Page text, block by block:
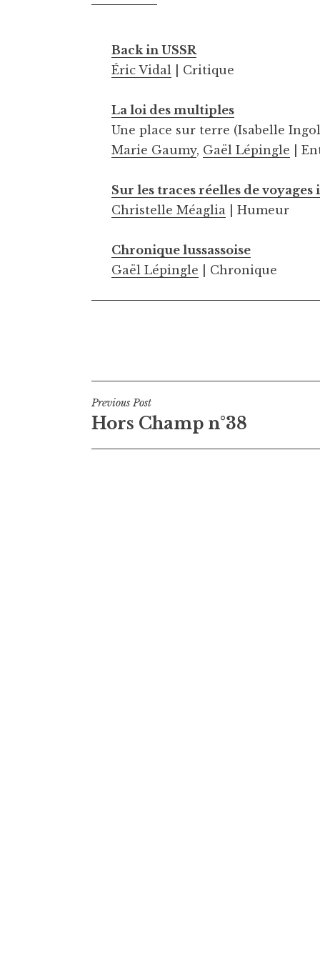
Back in USSR
Éric Vidal | Critique
La loi des multiples
Une place sur terre (Isabelle
Marie Gaumy, Gaël Lépingle |
Sur les traces réelles de
Christelle Méaglia | Humeur
Chronique lussassoise
Gaël Lépingle | Chronique
Navigation
de
Previous Post
Hors Champ n°38